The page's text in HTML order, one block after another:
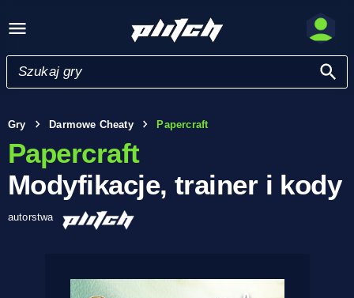
Gry Darmowe Cheaty Papercraft
Papercraft
Modyfikacje, trainer i kody
autorstwa